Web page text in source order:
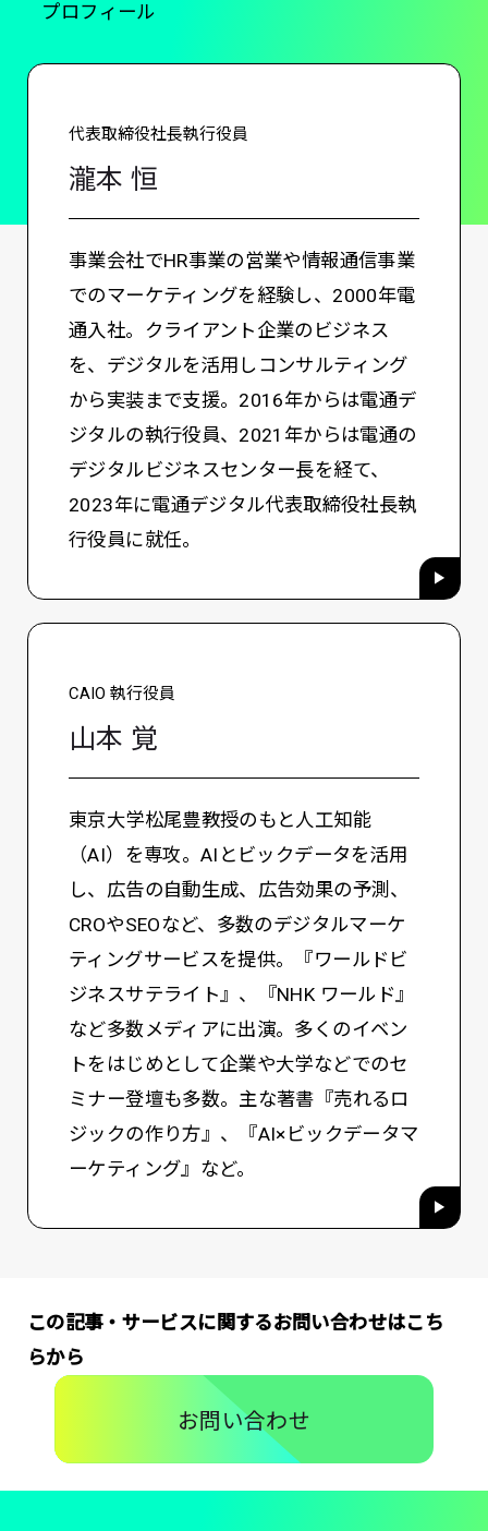
プロフィール
瀧本 恒
代表取締役社長執行役員
事業会社でHR事業の営業や情報通信事業
でのマーケティングを経験し、2000年電
通入社。クライアント企業のビジネス
を、デジタルを活用しコンサルティング
から実装まで支援。2016年からは電通デ
ジタルの執行役員、2021年からは電通の
デジタルビジネスセンター長を経て、
2023年に電通デジタル代表取締役社長執
行役員に就任。
山本 覚
CAIO 執行役員
東京大学松尾豊教授のもと人工知能
（AI）を専攻。AIとビックデータを活用
し、広告の自動生成、広告効果の予測、
CROやSEOなど、多数のデジタルマーケ
ティングサービスを提供。『ワールドビ
ジネスサテライト』、『NHK ワールド』
など多数メディアに出演。多くのイベン
トをはじめとして企業や大学などでのセ
ミナー登壇も多数。主な著書『売れるロ
ジックの作り方』、『AI×ビックデータマ
ーケティング』など。
この記事・サービスに関するお問い合わせはこち
らから
お問い合わせ